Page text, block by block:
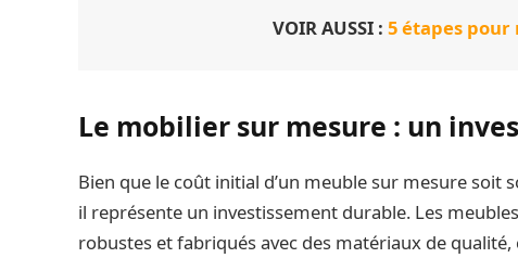
VOIR AUSSI : 5 étapes pour
Le mobilier sur mesure : un
Bien que le coût initial d’un meuble sur mesure soit
il représente un investissement durable. Les
robustes et fabriqués avec des matériaux de